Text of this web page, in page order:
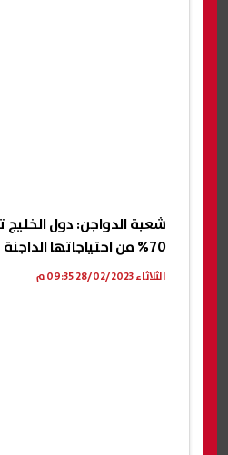
شعبة الدواجن: دول الخليج
70% من احتياجاتها الداجنة
الثلاثاء 28/02/2023 09:35 م